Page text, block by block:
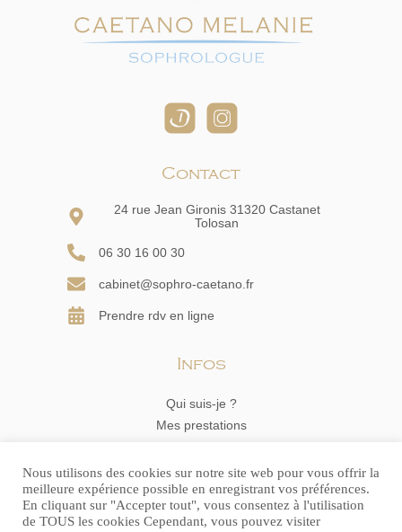
Contact
24 rue Jean Gironis 31320 Castanet
Tolosan
06 30 16 00 30
cabinet@sophro-caetano.fr
Prendre rdv en ligne
Infos
Qui suis-je ?
Mes prestations
Mentions légales
Politique de confidentialité
Nous utilisons des cookies sur notre site web pour vous offrir la
meilleure expérience possible en enregistrant vos préférences.
En cliquant sur "Accepter tout", vous consentez à l'utilisation
de TOUS les cookies Cependant, vous pouvez visiter